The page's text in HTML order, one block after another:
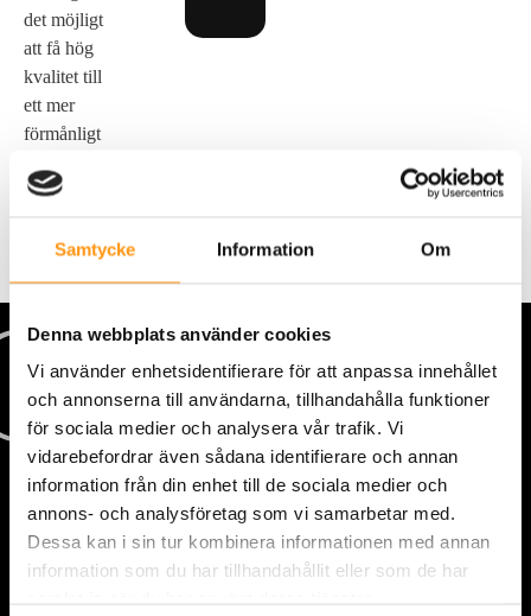
Samtycke Information Om
Denna webbplats använder cookies
Vi använder enhetsidentifierare för att anpassa innehållet
och annonserna till användarna, tillhandahålla funktioner
för sociala medier och analysera vår trafik. Vi
vidarebefordrar även sådana identifierare och annan
information från din enhet till de sociala medier och
annons- och analysföretag som vi samarbetar med.
Dessa kan i sin tur kombinera informationen med annan
information som du har tillhandahållit eller som de har
det möjligt
att få hög
kvalitet till
ett mer
förmånligt